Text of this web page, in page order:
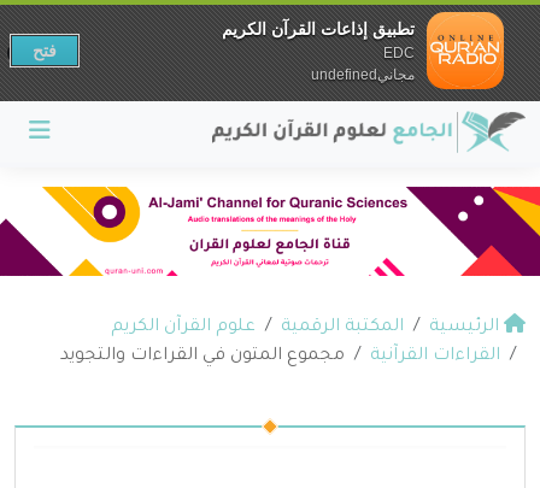
الرئيسية المكتبة الرقمية
علوم القرآن الكريم
القراءات القرآنية
مجموع المتون في القراءات والتجويد
تطبيق إذاعات القرآن الكريم
EDC
مجانيundefined
فتح